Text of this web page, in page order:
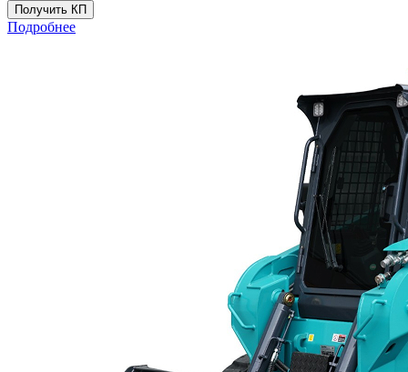
Получить КП
Подробнее